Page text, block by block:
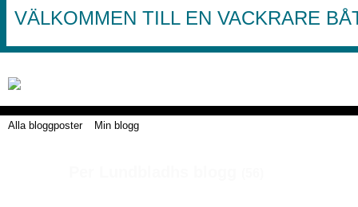
VÄLKOMMEN TILL EN VACKRARE
Alla bloggposter Min blogg